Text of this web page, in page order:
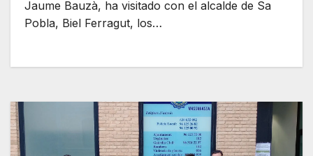
Jaume Bauzà, ha visitado con el alcalde de Sa
Pobla, Biel Ferragut, los…